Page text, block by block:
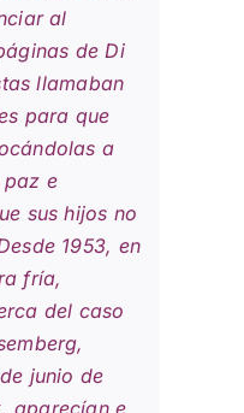
al
de Di
llamaban
para que
a
paz e
sus hijos no
1953, en
fría,
del caso
junio de